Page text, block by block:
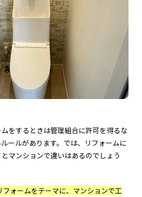
をするときは管理組合に許可を得るな
ールがあります。では、リフォームに
マンションで違いはあるのでしょう
ォームをテーマに、マンションで工